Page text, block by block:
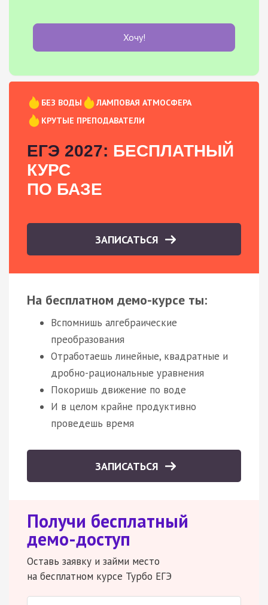
Хочу!
БЕЗ ВОДЫ
ЛАМПОВАЯ АТМОСФЕРА
КРУТЫЕ ПРЕПОДАВАТЕЛИ
ЕГЭ 2027: БЕСПЛАТНЫЙ
КУРС
ПО БАЗЕ
ЗАПИСАТЬСЯ
На бесплатном демо-курсе ты:
Вспомнишь алгебраические
преобразования
Отработаешь линейные, квадратные и
дробно-рациональные уравнения
Покоришь движение по воде
И в целом крайне продуктивно
проведешь время
ЗАПИСАТЬСЯ
Получи бесплатный
демо-доступ
Оставь заявку и займи место
на бесплатном курсе Турбо ЕГЭ